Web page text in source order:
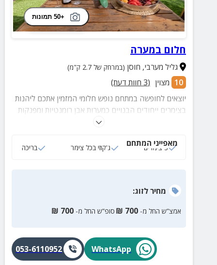
+50 תמונות
חלום במערה
גליל מערבי, חוסן (במרחק של 2.7 ק"מ)
10 מצוין (
3 חוות דעת)
יוצאים לחופשה במתחם נופש חלומי המזמין אתכם ליהנות
בצימרים ייחודים הבנויים כמערות אבן רומנטיות ומפנקות
לזוגות ומשפחות עד 4 איש. במתחם תיהנו גם מחצר
מאפייני המתחם
3 צימרים ג'קוזי בכל צימר בריכה
מחירלזוג:
אמצ”ש החל מ- 700
₪ סופ”ש החל מ- 700
₪
WhatsApp
053-6110952